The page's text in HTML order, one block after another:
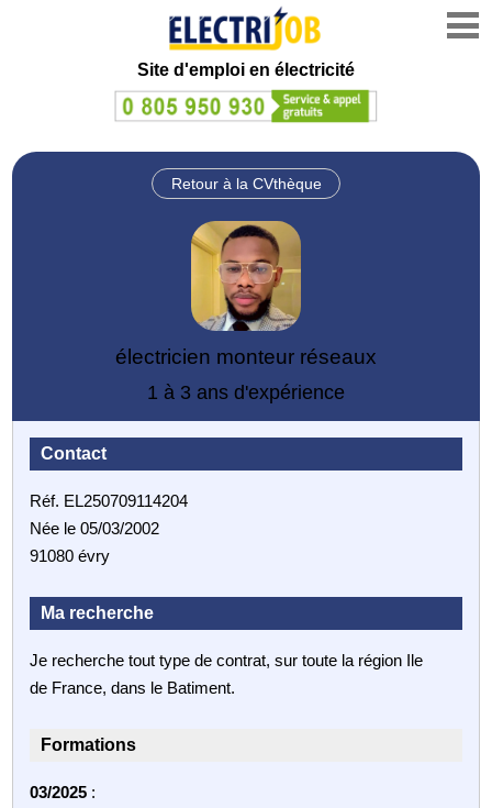
Site d'emploi en électricité
Retour à la CVthèque
électricien monteur réseaux
1 à 3 ans d'expérience
Contact
Réf. EL250709114204
Née le 05/03/2002
91080 évry
Ma recherche
Je recherche tout type de contrat, sur toute la région Ile
de France, dans le Batiment.
Formations
03/2025 :